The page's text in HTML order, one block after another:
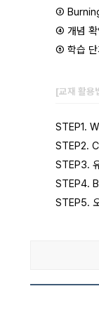
③ Burning
④ 개념 확
⑤ 학습 단
[교재 활용
STEP1.
STEP2.
STEP3.
STEP4.
STEP5.